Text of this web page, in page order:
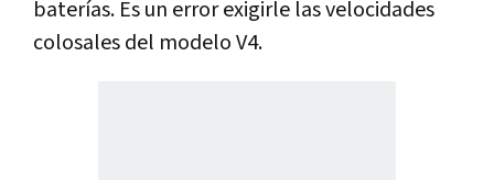
baterías. Es un error exigirle las velocidades
colosales del modelo V4.